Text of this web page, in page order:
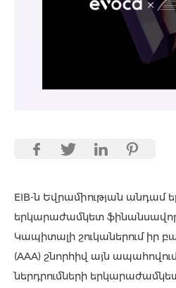
EIB-ն Եվրամիության անդամ
երկարաժամկետ
Կապիտալի շուկաներում իր
(AAA) շնորհիվ այն
ներդրումների